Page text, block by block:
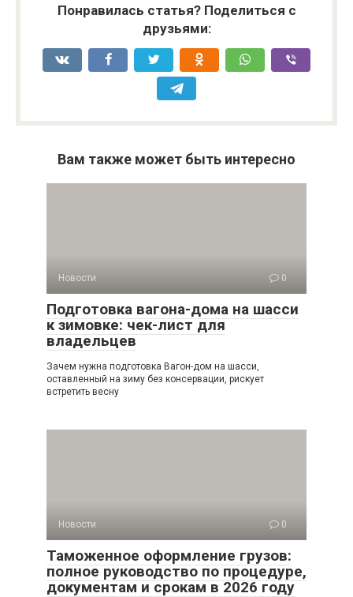
Понравилась статья? Поделиться с
друзьями:
Вам также может быть интересно
Новости 0
Подготовка вагона-дома на шасси
к зимовке: чек-лист для
владельцев
Зачем нужна подготовка Вагон-дом на шасси,
оставленный на зиму без консервации, рискует
встретить весну
Новости 0
Таможенное оформление грузов:
полное руководство по процедуре,
документам и срокам в 2026 году